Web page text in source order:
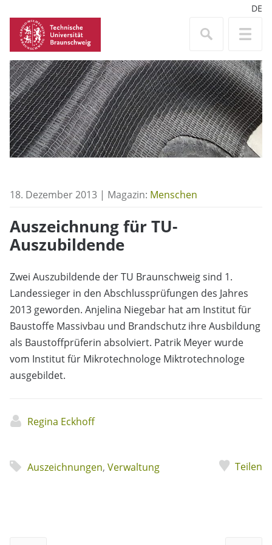
DE
18. Dezember 2013 | Magazin: Menschen
Auszeichnung für TU-
Auszubildende
Zwei Auszubildende der TU Braunschweig sind 1.
Landessieger in den Abschlussprüfungen des Jahres
2013 geworden. Anjelina Niegebar hat am Institut für
Baustoffe Massivbau und Brandschutz ihre Ausbildung
als Baustoffprüferin absolviert. Patrik Meyer wurde
vom Institut für Mikrotechnologe Miktrotechnologe
ausgebildet.
Regina Eckhoff
Auszeichnungen, Verwaltung Teilen